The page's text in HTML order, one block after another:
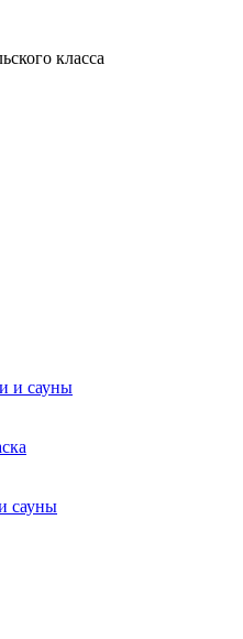
класса
и сауны
сауны